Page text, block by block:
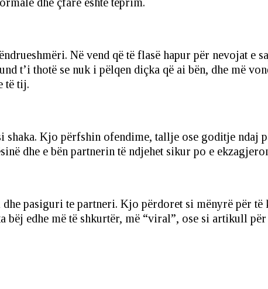
Në vend që të flasë hapur për nevojat e
t’i thotë se nuk i pëlqen diçka që ai bën, dhe më
të tij.
shaka. Kjo përfshin ofendime, tallje ose goditje ndaj
dhe e bën partnerin të ndjehet sikur po e
pasiguri te partneri. Kjo përdoret si mënyrë për të
edhe më të shkurtër, më “viral”, ose si artikull